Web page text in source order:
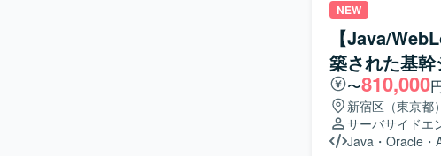
ただける方ですと望ましいです。 【ポジションの魅力
ム開発に携わるこ
心としたアプリケーション
システム開発環境
NEW
【Java/
築された基
〜810,000
新宿区（東京都）
サーバサイドエ
Java ・ Oracle ・